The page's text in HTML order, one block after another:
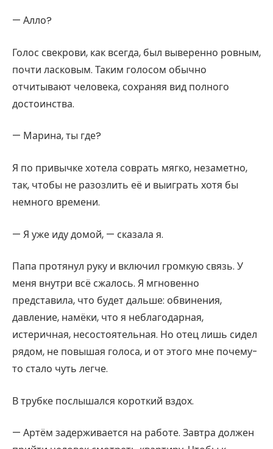
— Алло?
Голос свекрови, как всегда, был выверенно ровным,
почти ласковым. Таким голосом обычно
отчитывают человека, сохраняя вид полного
достоинства.
— Марина, ты где?
Я по привычке хотела соврать мягко, незаметно,
так, чтобы не разозлить её и выиграть хотя бы
немного времени.
— Я уже иду домой, — сказала я.
Папа протянул руку и включил громкую связь. У
меня внутри всё сжалось. Я мгновенно
представила, что будет дальше: обвинения,
давление, намёки, что я неблагодарная,
истеричная, несостоятельная. Но отец лишь сидел
рядом, не повышая голоса, и от этого мне почему-
то стало чуть легче.
В трубке послышался короткий вздох.
— Артём задерживается на работе. Завтра должен